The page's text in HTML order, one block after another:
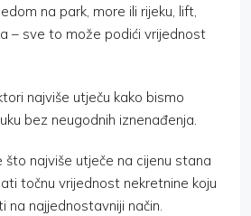
na park, more ili rijeku, lift,
– sve to može podići vrijednost
najviše utječu kako bismo
bez neugodnih iznenađenja.
najviše utječe na cijenu stana
točnu vrijednost nekretnine koju
na najjednostavniji način.